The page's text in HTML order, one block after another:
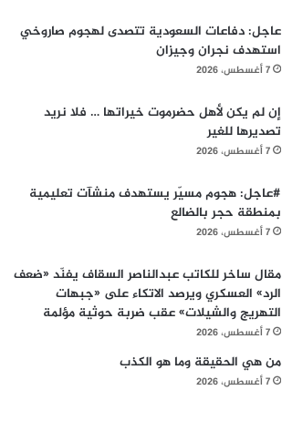
عاجل: دفاعات السعودية تتصدى لهجوم صاروخي
استهدف نجران وجيزان
7 أغسطس، 2026
إن لم يكن لأهل حضرموت خيراتها … فلا نريد
تصديرها للغير
7 أغسطس، 2026
#عاجل: هجوم مسيّر يستهدف منشآت تعليمية
بمنطقة حجر بالضالع
7 أغسطس، 2026
مقال ساخر للكاتب عبدالناصر السقاف يفنّد «ضعف
الرد» العسكري ويرصد الاتكاء على «جبهات
التهريج والشيلات» عقب ضربة حوثية مؤلمة
7 أغسطس، 2026
من هي الحقيقة وما هو الكذب
7 أغسطس، 2026